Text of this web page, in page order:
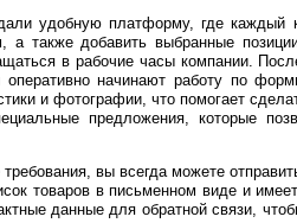
удобную платформу, где каждый
также добавить выбранные
в рабочие часы компании.
начинают работу по
и фотографии, что помогает
предложения, которые
вы всегда можете
товаров в письменном виде и
данные для обратной связи,